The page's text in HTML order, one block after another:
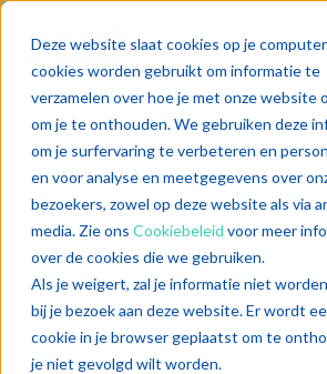
Deze website slaat cookies op je
cookies worden gebruikt om informatie te
verzamelen over hoe je met onze website
om je te onthouden. We gebruiken deze
om je surfervaring te verbeteren en
en voor analyse en meetgegevens over
bezoekers, zowel op deze website als via
media. Zie ons Cookiebeleid voor meer
over de cookies die we gebruiken.
Als je weigert, zal je informatie niet
bij je bezoek aan deze website. Er wordt
cookie in je browser geplaatst om te
je niet gevolgd wilt worden.